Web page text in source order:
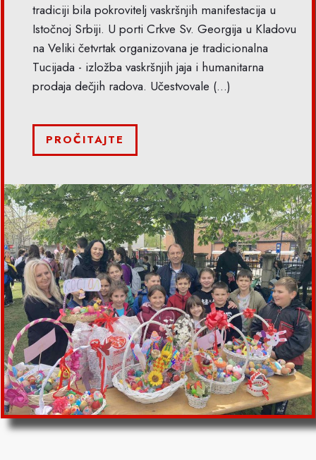
tradiciji bila pokrovitelj vaskršnjih manifestacija u
Istočnoj Srbiji. U porti Crkve Sv. Georgija u Kladovu
na Veliki četvrtak organizovana je tradicionalna
Tucijada - izložba vaskršnjih jaja i humanitarna
prodaja dečjih radova. Učestvovale (...)
PROČITAJTE